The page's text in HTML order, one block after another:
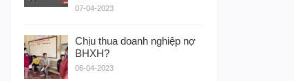
07-04-2023
Chịu thua doanh nghiệp nợ
BHXH?
06-04-2023